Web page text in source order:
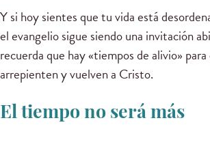
Y si hoy sientes que tu vida está
el evangelio sigue siendo una invitación
recuerda que hay «tiempos de alivio» para
arrepienten y vuelven a Cristo.
El tiempo no será más